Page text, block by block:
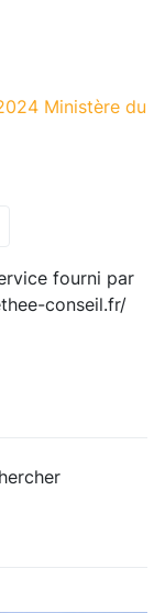
Ministère du
Page
fourni par
conseil.fr/